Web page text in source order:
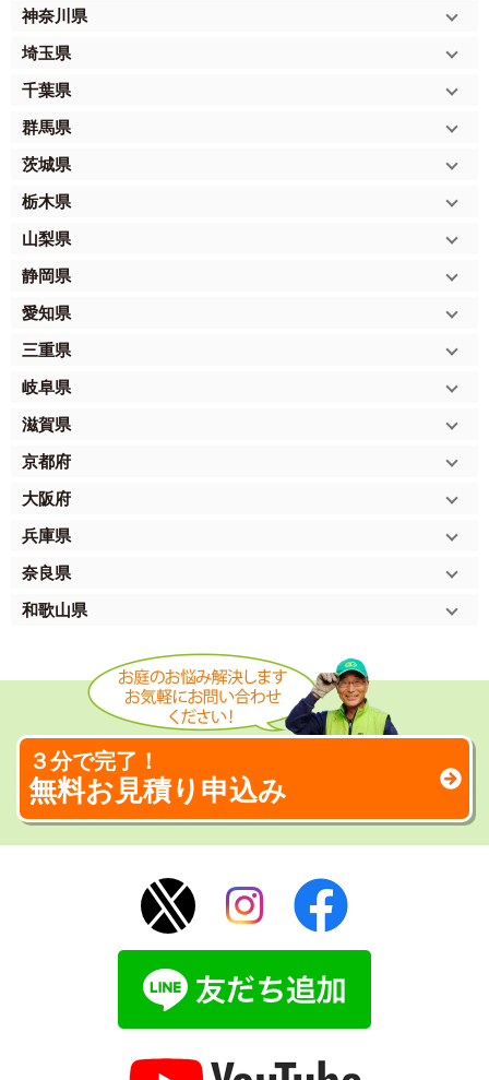
神奈川県
埼玉県
千葉県
群馬県
茨城県
栃木県
山梨県
静岡県
愛知県
三重県
岐阜県
滋賀県
京都府
大阪府
兵庫県
奈良県
和歌山県
３分で完了！
無料お見積り申込み